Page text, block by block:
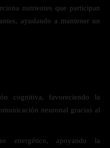
nutrientes que participan
ayudando a mantener un
cognitiva, favoreciendo la
neuronal gracias al
energético, apoyando la